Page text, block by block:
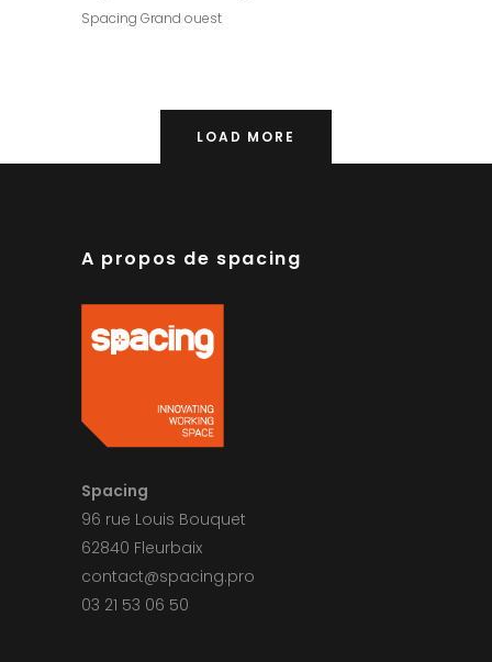
Spacing Grand ouest
LOAD MORE
A propos de spacing
Spacing
96 rue Louis Bouquet
62840 Fleurbaix
contact@spacing.pro
03 21 53 06 50